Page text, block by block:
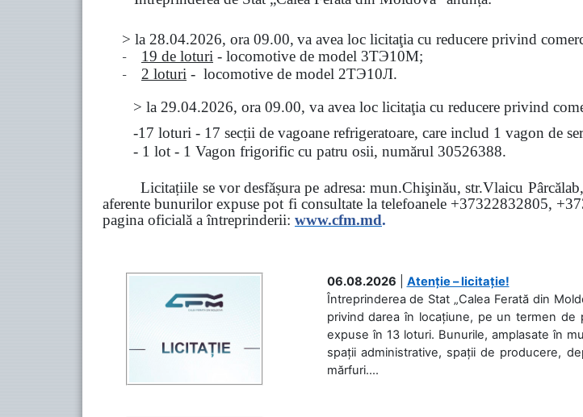
> la 28.04.2026, ora 09.00, va avea loc licitaţia cu reducere privind
- 19 de loturi - locomotive de model 3ТЭ10М;
- 2 loturi - locomotive de model 2ТЭ10Л.
> la 29.04.2026, ora 09.00, va avea loc licitaţia cu reducere privind
-17 loturi - 17 secții de vagoane refrigeratoare, care includ 1 vagon de
- 1 lot - 1 Vagon frigorific cu patru osii, numărul 30526388.
Licitațiile se vor desfășura pe adresa: mun.Chişinău, str.Vlaicu
aferente bunurilor expuse pot fi consultate la telefoanele +37322832805,
pagina oficială a întreprinderii: www.cfm.md.
06.08.2026
Atenție – licitație!
Întreprinderea de Stat „Calea Ferată din
privind darea în locațiune, pe un termen
expuse în 13 loturi. Bunurile, amplasate în
spații administrative, spații de producere,
mărfuri....